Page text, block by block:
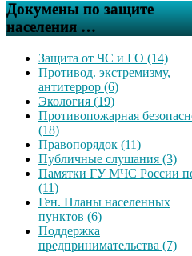
Докумены по защите
населения …
Защита от ЧС и ГО (14)
Противод. экстремизму,
антитеррор (6)
Экология (19)
Противопожарная
(18)
Правопорядок (11)
Публичные слушания (3)
Памятки ГУ МЧС России
(11)
Ген. Планы населенных
пунктов (6)
Поддержка
предпринимательства (7)